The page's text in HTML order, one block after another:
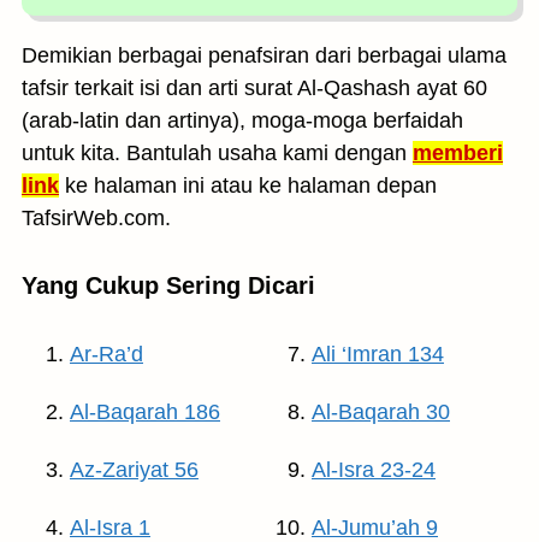
Demikian berbagai penafsiran dari berbagai ulama
tafsir terkait isi dan arti surat Al-Qashash ayat 60
(arab-latin dan artinya), moga-moga berfaidah
untuk kita. Bantulah usaha kami dengan memberi
link ke halaman ini atau ke halaman depan
TafsirWeb.com.
Yang Cukup Sering Dicari
Ar-Ra’d
Al-Baqarah 186
Az-Zariyat 56
Al-Isra 1
Ali ‘Imran 134
Al-Baqarah 30
Al-Isra 23-24
Al-Jumu’ah 9